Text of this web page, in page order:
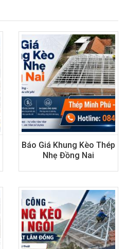
Báo Giá Khung Kèo Thép
Nhẹ Đồng Nai